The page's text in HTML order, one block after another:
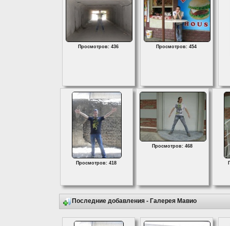
Просмотров: 436 Просмотров: 454
Просмотров: 418
Просмотров: 468
Последние добавления - Галерея Мавио